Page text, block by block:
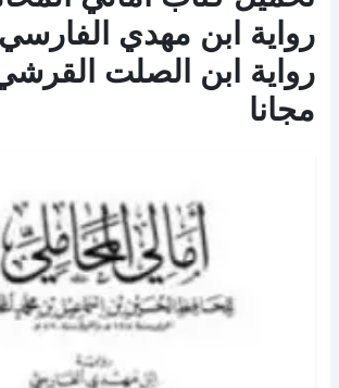
رواية ابن مهدي
مجانا